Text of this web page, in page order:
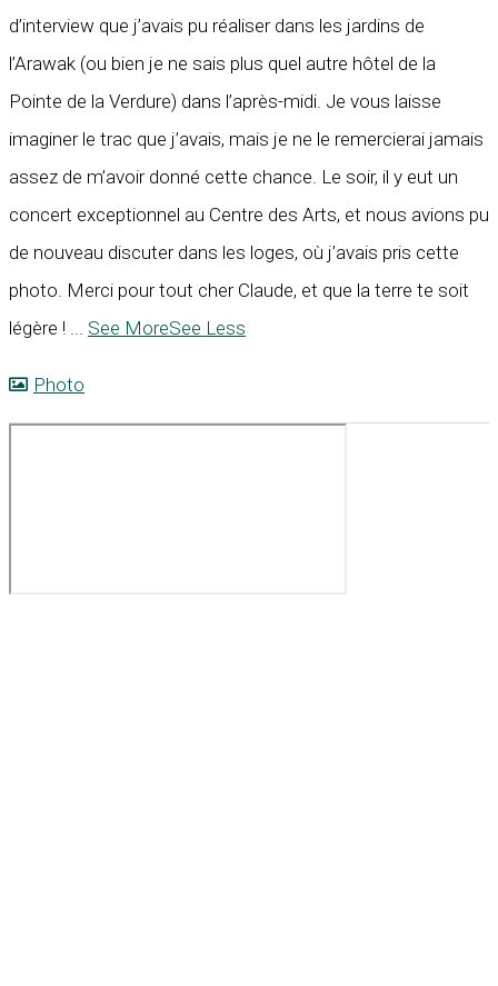
d’interview que j’avais pu réaliser dans les jardins de
l’Arawak (ou bien je ne sais plus quel autre hôtel de la
Pointe de la Verdure) dans l’après-midi. Je vous laisse
imaginer le trac que j’avais, mais je ne le remercierai jamais
assez de m’avoir donné cette chance. Le soir, il y eut un
concert exceptionnel au Centre des Arts, et nous avions pu
de nouveau discuter dans les loges, où j’avais pris cette
photo. Merci pour tout cher Claude, et que la terre te soit
légère !
See MoreSee Less
Photo